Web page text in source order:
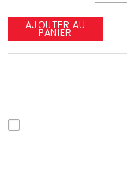
AJOUTER AU
PANIER